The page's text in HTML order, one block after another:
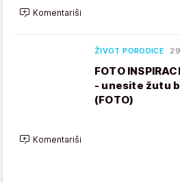
Komentariši
ŽIVOT PORODICE
FOTO
- unesite žutu
(FOTO)
Komentariši